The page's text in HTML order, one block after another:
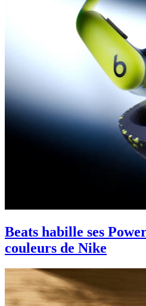
Beats habille ses
couleurs de Nike